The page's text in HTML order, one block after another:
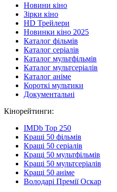
Новини кіно
Зірки кіно
HD Трейлери
Новинки кіно 2025
Каталог фільмів
Каталог серіалів
Каталог мультфільмів
Каталог мультсеріалів
Каталог аніме
Короткі мультики
Документальні
Кінорейтинги:
IMDb Top 250
Кращі 50 фільмів
Кращі 50 серіалів
Кращі 50 мультфільмів
Кращі 50 мультсеріалів
Кращі 50 аніме
Володарі Премії Оскар